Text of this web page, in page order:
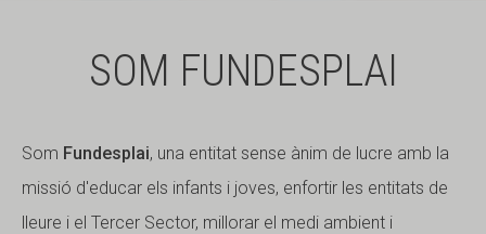
SOM FUNDESPLAI
Som Fundesplai, una entitat sense ànim de lucre amb la
missió d'educar els infants i joves, enfortir les entitats de
lleure i el Tercer Sector, millorar el medi ambient i